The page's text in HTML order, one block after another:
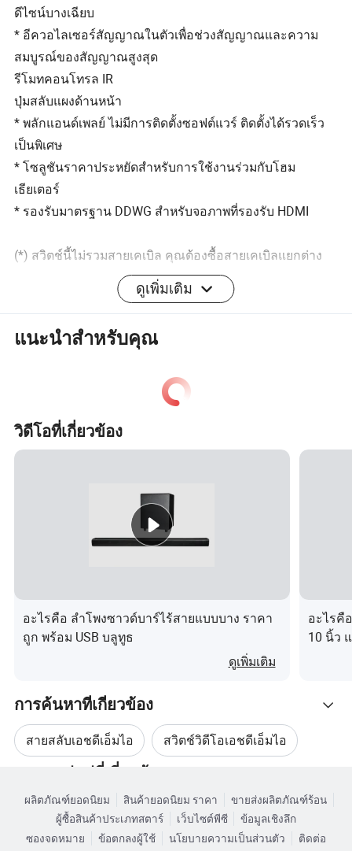
ดีไซน์บางเฉียบ
* อีควอไลเซอร์สัญญาณในตัวเพื่อช่วงสัญญาณและความ
สมบูรณ์ของสัญญาณสูงสุด
รีโมทคอนโทรล IR
ปุ่มสลับแผงด้านหน้า
* พลักแอนด์เพลย์ ไม่มีการติดตั้งซอฟต์แวร์ ติดตั้งได้รวดเร็ว
เป็นพิเศษ
* โซลูชันราคาประหยัดสำหรับการใช้งานร่วมกับโฮม
เธียเตอร์
* รองรับมาตรฐาน DDWG สำหรับจอภาพที่รองรับ HDMI
(*) สวิตช์นี้ไม่รวมสายเคเบิล คุณต้องซื้อสายเคเบิลแยกต่าง
หมายเหตุ : แนะนำให้ใช้สายขนาด 24AWG หรือสูงกว่าเพื่อ
ดูเพิ่มเติม
แนะนำสำหรับคุณ
วิดีโอที่เกี่ยวข้อง
อะไรคือ ลำโพงซาวด์บาร์ไร้สายแบบบาง ราคา
ถูก พร้อม USB บลูทูธ
ดูเพิ่มเติม
อะไรคื
10 นิ้ว
การค้นหาที่เกี่ยวข้อง
สายสลับเอชดีเอ็มไอ สวิตช์วิดีโอเอชดีเอ็มไอ
อะแดปเตอร์แปลงเอชดีเอ็มไอ
เรียกดูตามหมวดหมู่
ผลิตภัณฑ์ยอดนิยม สินค้ายอดนิยม ราคา
ขายส่งผลิตภัณฑ์ร้อน
ผู้ซื้อสินค้าประเภทสตาร์
เว็บไซต์พีซี
ข้อมูลเชิงลึก
ซองจดหมาย
ข้อตกลงผู้ใช้ นโยบายความเป็นส่วนตัว ติดต่อ